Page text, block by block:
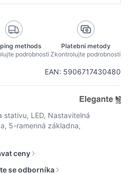
EAN: 5906717430480
stativu, LED, Nastavitelná
5-ramenná základna,
methods
podrobnosti
Platební metody
Zkontrolujte podrobnosti
ceny
se odborníka